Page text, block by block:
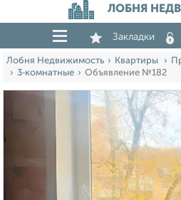
ЛОБНЯ
Закладки
Лобня Недвижимость Квартиры
3‑комнатные
Объявление №182